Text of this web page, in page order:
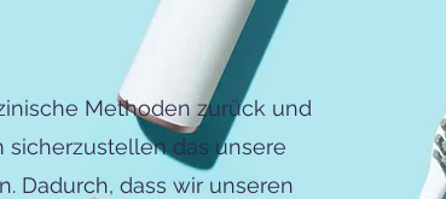
Methoden zurück und
das unsere
Dadurch, dass wir unseren